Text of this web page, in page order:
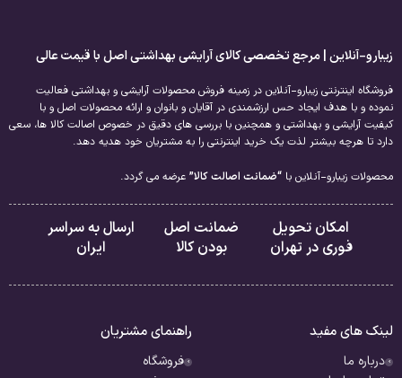
زیبارو-آنلاین | مرجع تخصصی کالای آرایشی بهداشتی اصل با قیمت عالی
فروشگاه اینترنتی زیبارو-آنلاین در زمینه فروش محصولات آرایشی و بهداشتی فعالیت
نموده و با هدف ایجاد حس ارزشمندی در آقایان و بانوان و ارائه محصولات اصل و با
کیفیت آرایشی و بهداشتی و همچنین با بررسی های دقیق در خصوص اصالت کالا ها، سعی
دارد تا هرچه بیشتر لذت یک خرید اینترنتی را به مشتریان خود هدیه دهد.
محصولات زیبارو-آنلاین با “ضمانت اصالت کالا” عرضه می گردد.
امکان تحویل
فوری در تهران
ضمانت اصل
بودن کالا
ارسال به سراسر
ایران
لینک های مفید
درباره ما
راهنمای مشتریان
فروشگاه